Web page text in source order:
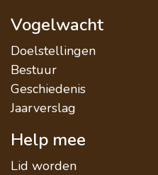
Vogelwacht
Doelstellingen
Bestuur
Geschiedenis
Jaarverslag
Help mee
Lid worden